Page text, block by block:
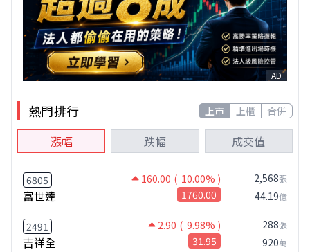
AD
熱門排行 上市 上櫃 合併
漲幅 跌幅 成交值
6805 160.00 ( 10.00% )
富世達 1760.00
2,568張
44.19億
2491 2.90 ( 9.98% )
吉祥全 31.95
288張
920萬